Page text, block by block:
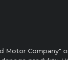
Motor